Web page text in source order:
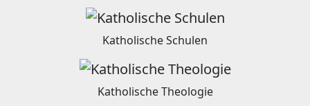
Katholische Schulen
Katholische Theologie